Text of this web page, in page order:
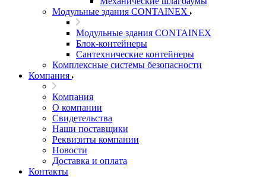
Модульные здания CONTAINEX
Модульные здания CONTAINEX
Блок-контейнеры
Сантехнические контейнеры
Комплексные системы безопасности
Компания
Компания
О компании
Свидетельства
Наши поставщики
Реквизиты компании
Новости
Доставка и оплата
Контакты